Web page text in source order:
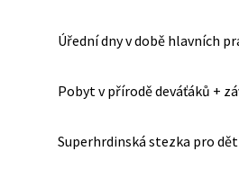
Úřední dny v době hlavních
Pobyt v přírodě deváťáků +
Superhrdinská stezka pro